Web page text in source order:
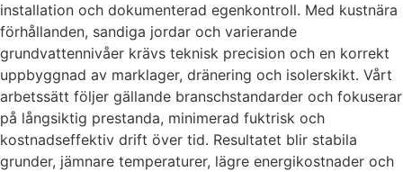
installation och dokumenterad egenkontroll. Med kustnära
förhållanden, sandiga jordar och varierande
grundvattennivåer krävs teknisk precision och en korrekt
uppbyggnad av marklager, dränering och isolerskikt. Vårt
arbetssätt följer gällande branschstandarder och fokuserar
på långsiktig prestanda, minimerad fuktrisk och
kostnadseffektiv drift över tid. Resultatet blir stabila
grunder, jämnare temperaturer, lägre energikostnader och